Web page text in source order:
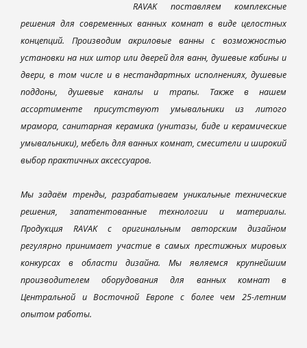
RAVAK поставляем комплексные
решения для современных ванных комнат в виде целостных
концепций. Производим акриловые ванны с возможностью
установки на них штор или дверей для ванн, душевые кабины и
двери, в том числе и в нестандартных исполнениях, душевые
поддоны, душевые каналы и трапы. Также в нашем
ассортименте присутствуют умывальники из литого
мрамора, санитарная керамика (унитазы, биде и керамические
умывальники), мебель для ванных комнат, смесители и широкий
выбор практичных аксессуаров.
Мы задаём тренды, разрабатываем уникальные технические
решения, запатентованные технологии и материалы.
Продукция RAVAK с оригинальным авторским дизайном
регулярно принимает участие в самых престижных мировых
конкурсах в области дизайна. Мы являемся крупнейшим
производителем оборудования для ванных комнат в
Центральной и Восточной Европе с более чем 25-летним
опытом работы.